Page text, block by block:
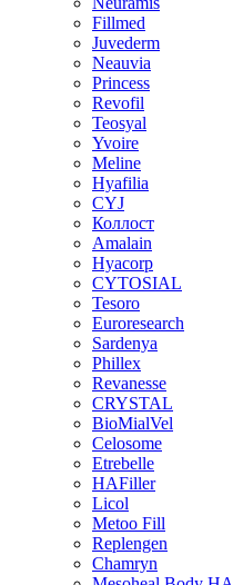
Fillmed
Juvederm
Neauvia
Princess
Revofil
Teosyal
Yvoire
Meline
Hyafilia
CYJ
Коллост
Amalain
Hyacorp
CYTOSIAL
Tesoro
Euroresearch
Sardenya
Phillex
Revanesse
CRYSTAL
BioMialVel
Celosome
Etrebelle
HAFiller
Licol
Metoo Fill
Replengen
Chamryn